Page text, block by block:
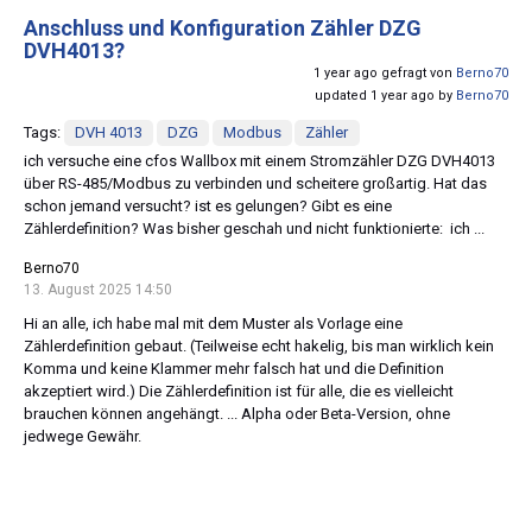
Anschluss und Konfiguration Zähler DZG
DVH4013?
1 year ago gefragt von Berno70
updated 1 year ago by Berno70
Tags: DVH 4013 DZG Modbus
Zähler
ich versuche eine cfos Wallbox mit einem Stromzähler DZG DVH4013
über RS-485/Modbus zu verbinden und scheitere großartig. Hat das
schon jemand versucht? ist es gelungen? Gibt es eine
Zählerdefinition? Was bisher geschah und nicht funktionierte: ich ...
Berno70
13. August 2025 14:50
Hi an alle, ich habe mal mit dem Muster als Vorlage eine
Zählerdefinition gebaut. (Teilweise echt hakelig, bis man wirklich kein
Komma und keine Klammer mehr falsch hat und die Definition
akzeptiert wird.) Die Zählerdefinition ist für alle, die es vielleicht
brauchen können angehängt. ... Alpha oder Beta-Version, ohne
jedwege Gewähr.